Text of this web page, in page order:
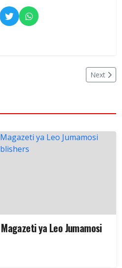
Next
ya Leo Jumamosi